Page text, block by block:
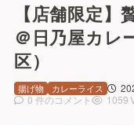
【店舗限定
＠日乃屋カレ
区）
揚げ物 カレーライス
0 件のコメント 1059